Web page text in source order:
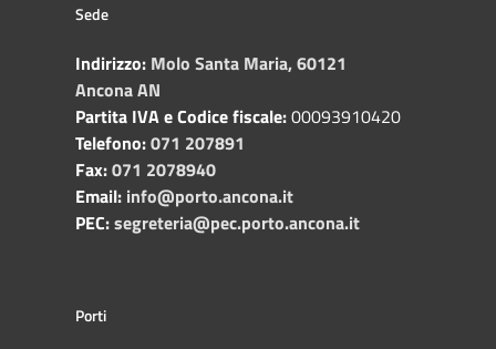
Sede
Indirizzo: Molo Santa Maria, 60121
Ancona AN
Partita IVA e Codice fiscale:00093910420
Telefono:071 207891
Fax:071 2078940
Email: info@porto.ancona.it
PEC:segreteria@pec.porto.ancona.it
Porti